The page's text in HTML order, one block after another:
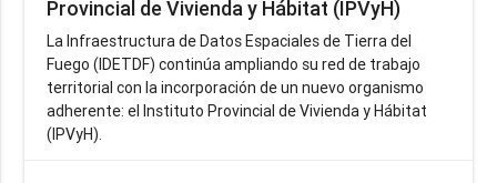
Provincial de Vivienda y Hábitat (IPVyH)
La Infraestructura de Datos Espaciales de Tierra del
Fuego (IDETDF) continúa ampliando su red de trabajo
territorial con la incorporación de un nuevo organismo
adherente: el Instituto Provincial de Vivienda y Hábitat
(IPVyH).